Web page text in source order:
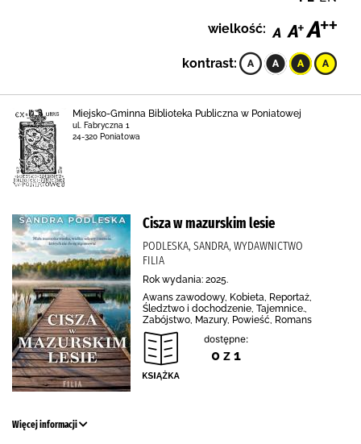
wielkość:
kontrast:
Miejsko-Gminna Biblioteka Publiczna w Poniatowej
ul. Fabryczna 1
24-320 Poniatowa
Cisza w mazurskim lesie
PODLESKA, SANDRA, WYDAWNICTWO
FILIA
Rok wydania: 2025.
Awans zawodowy, Kobieta, Reportaż,
Śledztwo i dochodzenie, Tajemnice.,
Zabójstwo, Mazury, Powieść, Romans
dostępne:
0 z 1
Więcej informacji